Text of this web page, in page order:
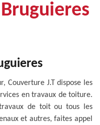
Couverture J.T dispose les
en travaux de toiture.
de toit ou tous les
et autres, faites appel